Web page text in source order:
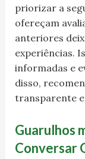
priorizar a
ofereçam
anteriores
experiências.
informadas e
disso,
transparente
Guarulhos
Conversar